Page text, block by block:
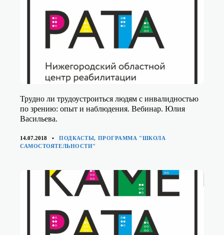
Трудно ли трудоустроиться людям с инвалидностью
по зрению: опыт и наблюдения. Вебинар. Юлия
Васильева.
14.07.2018 КАТЕГОРИИ
ПОДКАСТЫ, ПРОГРАММА "ШКОЛА
САМОСТОЯТЕЛЬНОСТИ"